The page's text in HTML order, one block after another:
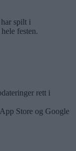
spilt i
festen.
rett i
Store og Google